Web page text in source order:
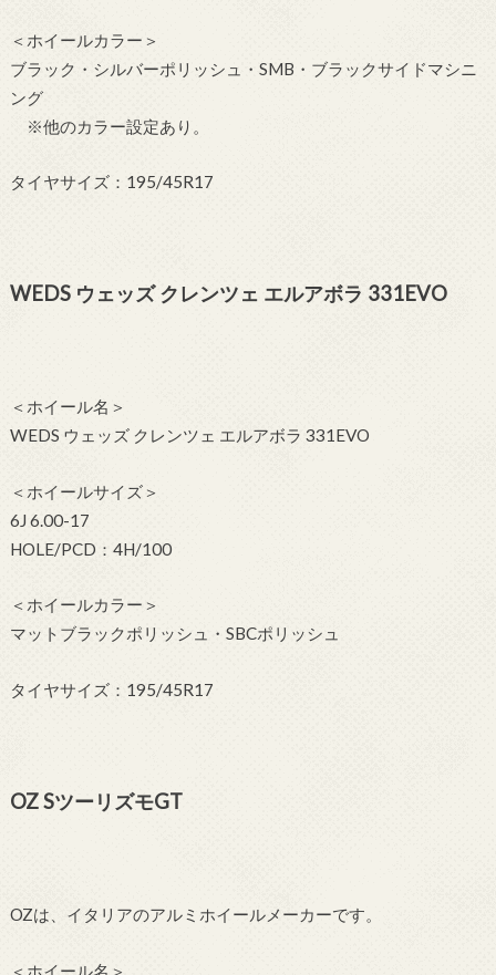
＜ホイールカラー＞
ブラック・シルバーポリッシュ・SMB・ブラックサイドマシニ
ング
※他のカラー設定あり。
タイヤサイズ：195/45R17
WEDS ウェッズ クレンツェ エルアボラ 331EVO
＜ホイール名＞
WEDS ウェッズ クレンツェ エルアボラ 331EVO
＜ホイールサイズ＞
6J 6.00-17
HOLE/PCD：4H/100
＜ホイールカラー＞
マットブラックポリッシュ・SBCポリッシュ
タイヤサイズ：195/45R17
OZ SツーリズモGT
OZは、イタリアのアルミホイールメーカーです。
＜ホイール名＞